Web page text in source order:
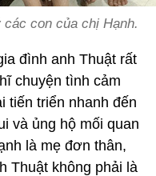
con của chị Hạnh.
đình anh Thuật rất
chuyện tình cảm
tiến triển nhanh đến
và ủng hộ mối quan
là mẹ đơn thân,
Thuật không phải là